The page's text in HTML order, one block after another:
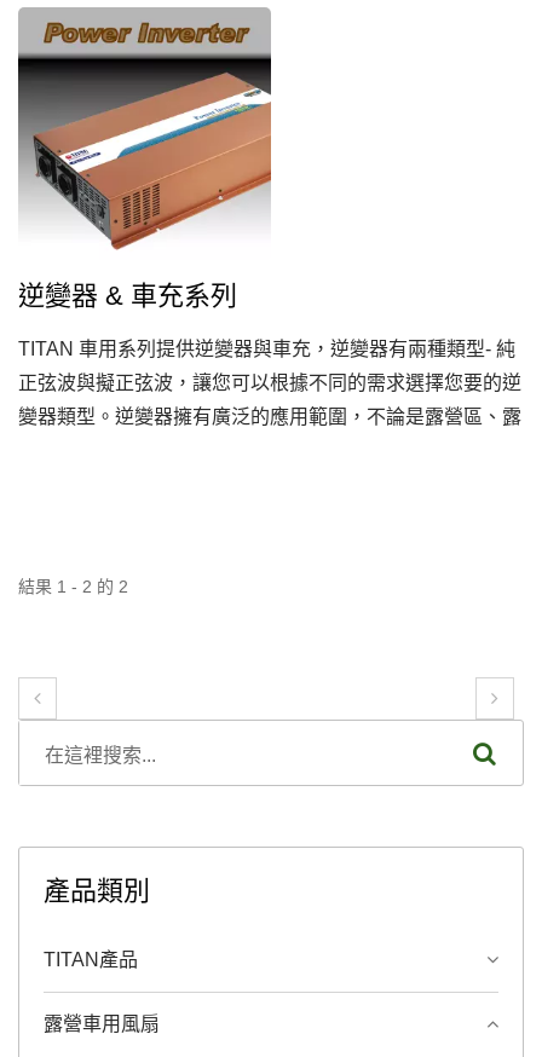
能，並設計獨家風扇調速器可一併安裝使用，讓您在戶外露
營時可以在安靜與風扇效能之間隨時調整，達到美好的戶外
露營體驗。
逆變器 & 車充系列
TITAN 車用系列提供逆變器與車充，逆變器有兩種類型- 純
正弦波與擬正弦波，讓您可以根據不同的需求選擇您要的逆
變器類型。逆變器擁有廣泛的應用範圍，不論是露營區、露
結果 1 - 2 的 2
產品類別
TITAN產品
露營車用風扇